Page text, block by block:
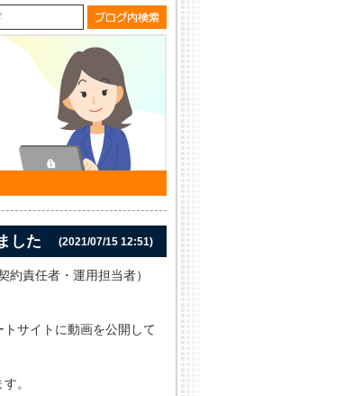
(2021/07/15 12:51)
した
責任者・運用担当者）
サイトに動画を公開して
。